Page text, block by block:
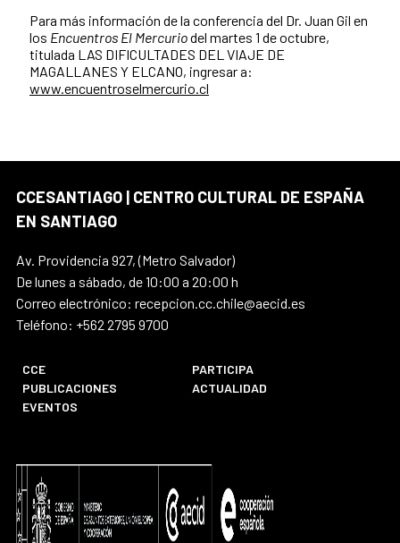
Para más información de la conferencia del Dr. Juan Gil en
los Encuentros El Mercuriodel martes 1 de octubre,
titulada LAS DIFICULTADES DEL VIAJE DE
MAGALLANES Y ELCANO, ingresar a:
www.encuentroselmercurio.cl
CCESANTIAGO | CENTRO CULTURAL DE ESPAÑA
EN SANTIAGO
Av. Providencia 927, (Metro Salvador)
De lunes a sábado, de 10:00 a 20:00 h
Correo electrónico: recepcion.cc.chile@aecid.es
Teléfono: +562 2795 9700
CCE
PARTICIPA
PUBLICACIONES
ACTUALIDAD
EVENTOS